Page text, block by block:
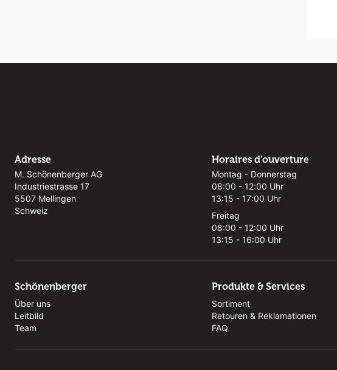
Adresse
M. Schönenberger AG
Industriestrasse 17
5507 Mellingen
Schweiz
Horaires d'ouverture
Montag - Donnerstag
08:00 - 12:00 Uhr
13:15 - 17:00 Uhr
Freitag
08:00 - 12:00 Uhr
13:15 - 16:00 Uhr
Schönenberger
Über uns
Leitbild
Team
Produkte & Services
Sortiment
Retouren & Reklamationen
FAQ